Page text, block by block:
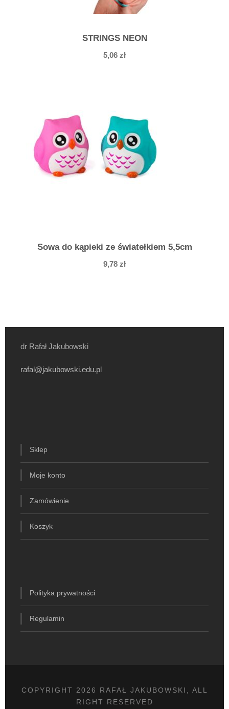
STRINGS NEON
5,06 zł
Sowa do kąpieki ze światełkiem 5,5cm
9,78 zł
dr Rafał Jakubowski
rafal@jakubowski.edu.pl
Sklep
Moje konto
Zamówienie
Koszyk
Polityka prywatności
Regulamin
COPYRIGHT 2026 RAFAŁ JAKUBOWSKI, ALL
RIGHT RESERVED